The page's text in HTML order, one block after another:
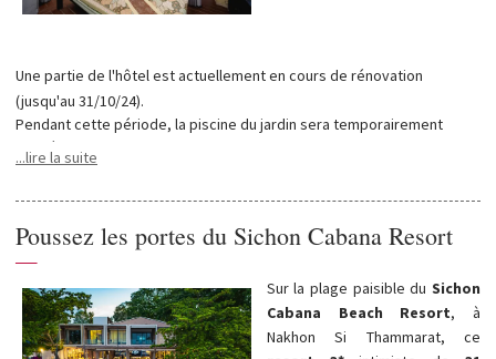
Une partie de l'hôtel est actuellement en cours de rénovation
(jusqu'au 31/10/24).
Pendant cette période, la piscine du jardin sera temporairement
fermée.
La piscine sur le toit n'est pas affectée par ces travaux.
...lire la suite
Poussez les portes du Sichon Cabana Resort
—
Sur la plage paisible du Sichon
Cabana Beach Resort, à
Nakhon Si Thammarat, ce